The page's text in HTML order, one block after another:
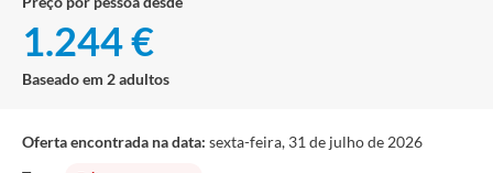
1.244 €
Baseado em 2 adultos
Oferta encontrada na data: sexta-feira, 31 de julho de 2026